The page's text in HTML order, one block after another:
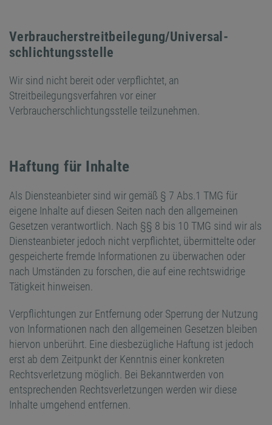
Verbraucher­streit­beilegung/Universal­
schlichtungs­stelle
Wir sind nicht bereit oder verpflichtet, an
Streitbeilegungsverfahren vor einer
Verbraucherschlichtungsstelle teilzunehmen.
Haftung für Inhalte
Als Diensteanbieter sind wir gemäß § 7 Abs.1 TMG für
eigene Inhalte auf diesen Seiten nach den allgemeinen
Gesetzen verantwortlich. Nach §§ 8 bis 10 TMG sind wir als
Diensteanbieter jedoch nicht verpflichtet, übermittelte oder
gespeicherte fremde Informationen zu überwachen oder
nach Umständen zu forschen, die auf eine rechtswidrige
Tätigkeit hinweisen.
Verpflichtungen zur Entfernung oder Sperrung der Nutzung
von Informationen nach den allgemeinen Gesetzen bleiben
hiervon unberührt. Eine diesbezügliche Haftung ist jedoch
erst ab dem Zeitpunkt der Kenntnis einer konkreten
Rechtsverletzung möglich. Bei Bekanntwerden von
entsprechenden Rechtsverletzungen werden wir diese
Inhalte umgehend entfernen.